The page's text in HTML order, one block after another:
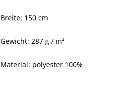
Breite: 150 cm
Gewicht: 287 g / m²
Material: polyester 100%